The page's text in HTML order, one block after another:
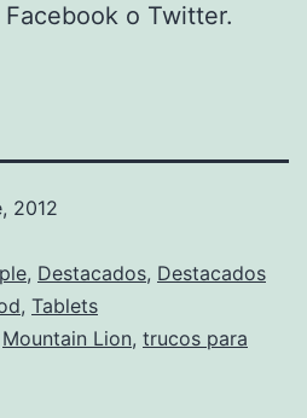
o Twitter.
2012
, Destacados, Destacados
, Tablets
Mountain Lion, trucos para